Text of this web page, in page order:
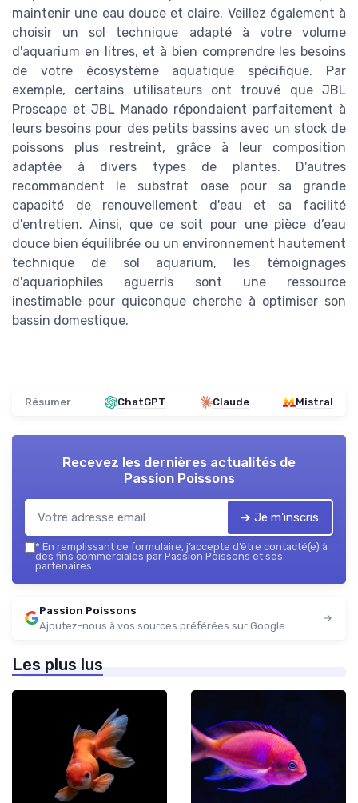
maintenir une eau douce et claire. Veillez également à
choisir un sol technique adapté à votre volume
d'aquarium en litres, et à bien comprendre les besoins
de votre écosystème aquatique spécifique. Par
exemple, certains utilisateurs ont trouvé que JBL
Proscape et JBL Manado répondaient parfaitement à
leurs besoins pour des petits bassins avec un stock de
poissons plus restreint, grâce à leur composition
adaptée à divers types de plantes. D'autres
recommandent le substrat oase pour sa grande
capacité de renouvellement d'eau et sa facilité
d'entretien. Ainsi, que ce soit pour une pièce d’eau
douce bien équilibrée ou un environnement hautement
technique de sol aquarium, les témoignages
d'aquariophiles aguerris sont une ressource
inestimable pour quiconque cherche à optimiser son
bassin domestique.
Résumer ChatGPT Claude Mistral
Recevez les dernières actualités de
Passion Poissons
➔ Je m'inscris
* En remplissant ce formulaire, j’accepte d’être contacté(e) à
des fins commerciales par Passion Poissons et ses
partenaires.
Passion Poissons
Ajoutez-nous à vos sources préférées sur Google
Les plus lus